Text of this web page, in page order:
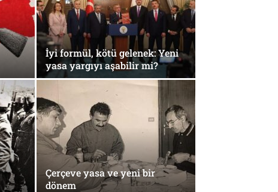
İyi formül, kötü gelenek: Yeni
yasa yargıyı aşabilir mi?
Çerçeve yasa ve yeni bir
dönem